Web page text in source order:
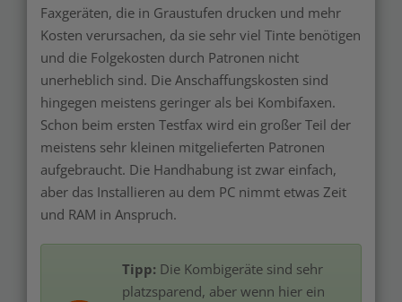
Faxgeräten, die in Graustufen drucken und mehr
Kosten verursachen, da sie sehr viel Tinte benötigen
und die Folgekosten durch Patronen nicht
unerheblich sind. Die Anschaffungskosten sind
hingegen meistens geringer als bei Kombifaxen.
Schon beim ersten Testfax wird ein großer Teil der
meistens sehr kleinen mitgelieferten Patronen
aufgebraucht. Die Handhabung ist zwar einfach,
aber das Installieren au dem PC nimmt etwas Zeit
und RAM in Anspruch.
Tipp: Die Kombigeräte sind sehr
platzsparend, aber wenn hier ein